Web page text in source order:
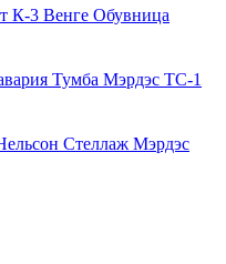
Обувница
Тумба Мэрдэс ТС-1
Стеллаж Мэрдэс